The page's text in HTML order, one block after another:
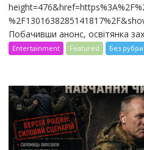
Побачивши анонс, освітянка
Entertainment Featured Без